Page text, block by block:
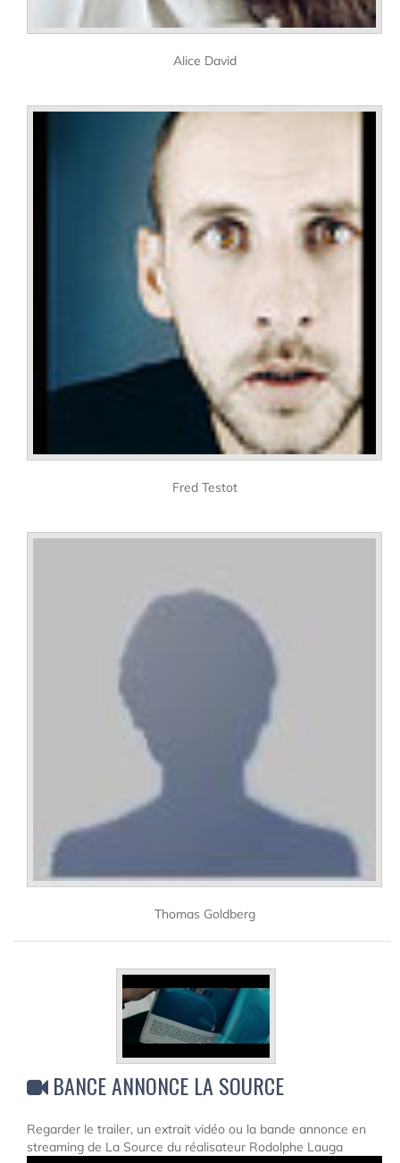
Alice David
Fred Testot
Thomas Goldberg
BANCE ANNONCE LA SOURCE
Regarder le trailer, un extrait vidéo ou la bande annonce en
streaming de La Source du réalisateur Rodolphe Lauga